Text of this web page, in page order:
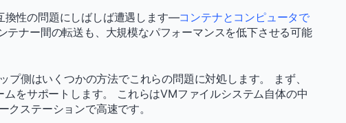
換性の問題にしばしば遭遇します—コンテナとコンピュータで
テナー間の転送も、大規模なパフォーマンスを低下させる可能
側はいくつかの方法でこれらの問題に対処します。 まず、
をサポートします。 これらはVMファイルシステム自体の中
クステーションで高速です。